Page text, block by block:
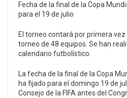
Fecha de la final de la Copa
para el 19 de julio
El torneo contará por primera
torneo de 48 equipos. Se han
calendario futbolístico.
La fecha de la final de la Copa
ha fijado para el domingo 19 de
Consejo de la FIFA antes del